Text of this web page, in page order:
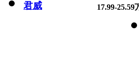
君威 17.99-25.59